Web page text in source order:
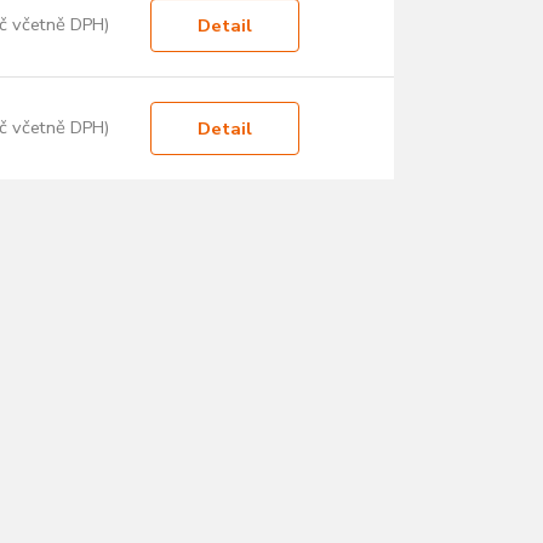
včetně DPH) Detail
včetně DPH) Detail